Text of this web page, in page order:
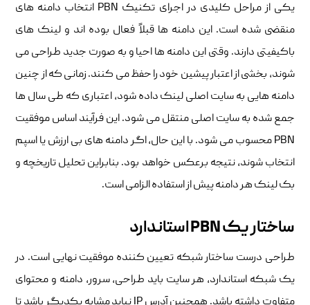
یکی از مراحل کلیدی در اجرای تکنیک PBN انتخاب دامنه های
منقضی شده است. این دامنه ها قبلاً فعال بوده اند و لینک های
باکیفیتی دارند. وقتی این دامنه ها احیا و به صورت جدید طراحی می
شوند، بخشی از اعتبار پیشین خود را حفظ می کنند. زمانی که از چنین
دامنه هایی به سایت اصلی لینک داده شود، اعتباری که طی سال ها
جمع شده به سایت اصلی منتقل می شود. این فرآیند اساس موفقیت
PBN محسوب می شود. با این حال، اگر دامنه های بی ارزش یا اسپم
انتخاب شوند، نتیجه برعکس خواهد بود. بنابراین تحلیل تاریخچه و
بک لینک هر دامنه پیش از استفاده الزامی است.
ساختار یک PBN استاندارد
طراحی درست ساختار شبکه تعیین کننده موفقیت نهایی است. در
یک شبکه استاندارد، هر سایت باید طراحی، سرور، دامنه و محتوای